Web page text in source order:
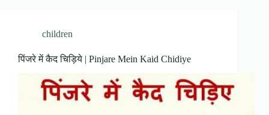
children
पिंजरे में कैद चिड़िये | Pinjare Mein Kaid Chidiye